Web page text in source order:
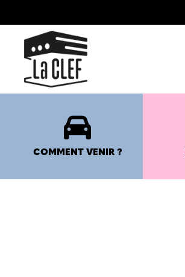
COMMENT VENIR ?